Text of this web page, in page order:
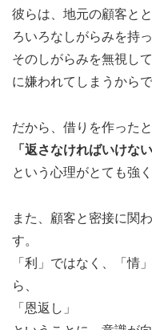
彼らは、地元の顧客と
ろいろなしがらみを持っ
そのしがらみを無視し
に嫌われてしまうからで
だから、借りを作ったと
「返さなければいけない
という心理がとても強
また、顧客と密接に関
す。
「利」ではなく、「情
ら、
「恩返し」